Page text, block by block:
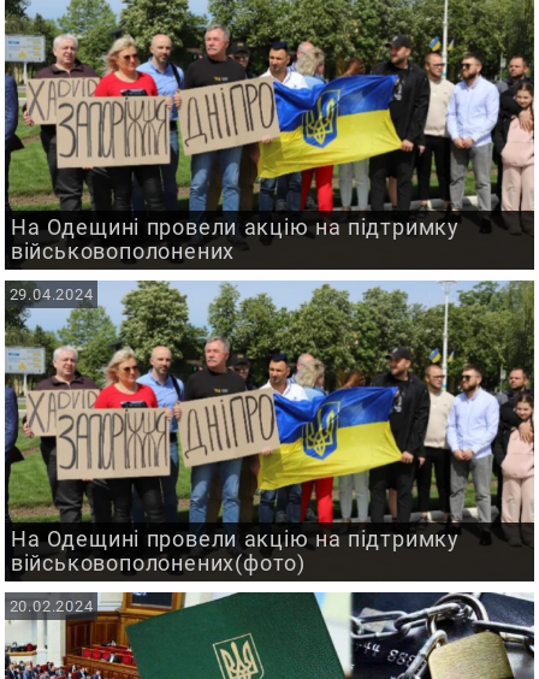
На Одещині провели акцію на підтримку
військовополонених
На Одещині провели акцію на підтримку
військовополонених(фото)
29.04.2024
20.02.2024